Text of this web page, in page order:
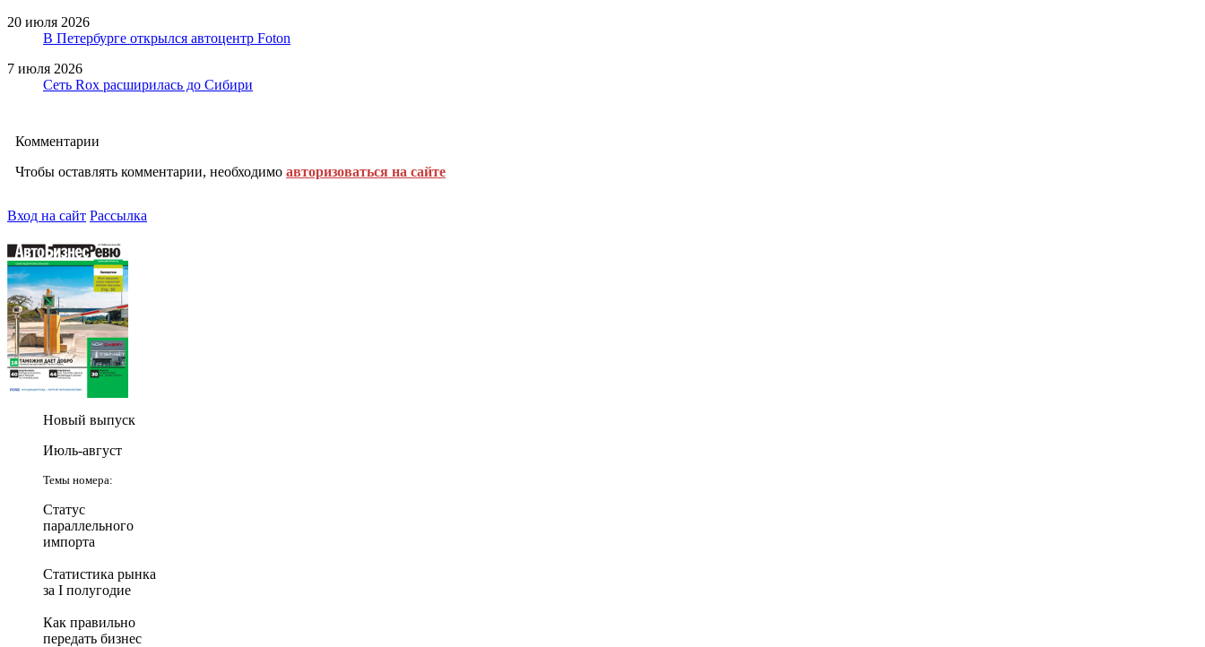
20 июля 2026
В Петербурге открылся автоцентр Foton
7 июля 2026
Сеть Rox расширилась до Сибири
Комментарии
Чтобы оставлять комментарии, необходимо авторизоваться на сайте
Вход на сайт Рассылка
Новый выпуск
Июль-август
Темы номера:
Статус
параллельного
импорта
Статистика рынка
за I полугодие
Как правильно
передать бизнес